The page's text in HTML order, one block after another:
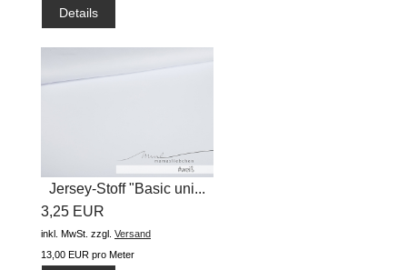
Details
Jersey-Stoff "Basic uni...
3,25 EUR
inkl. MwSt. zzgl. Versand
13,00 EUR pro Meter